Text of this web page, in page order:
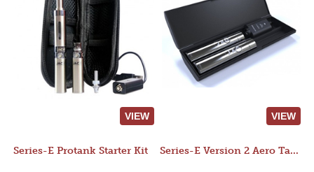
VIEW VIEW
Series-E Protank Starter Kit Series-E Version 2 Aero Tank Starter Kit